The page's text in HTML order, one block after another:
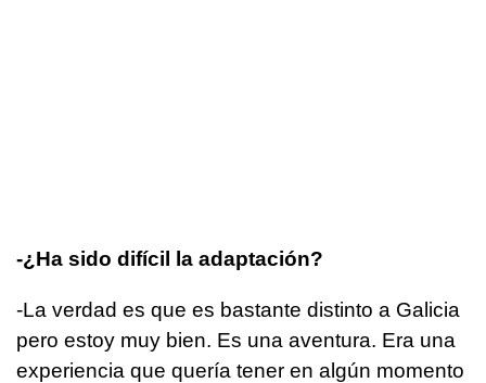
-¿Ha sido difícil la adaptación?
-La verdad es que es bastante distinto a Galicia
pero estoy muy bien. Es una aventura. Era una
experiencia que quería tener en algún momento